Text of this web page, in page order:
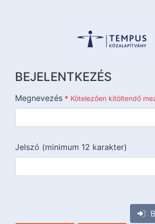
BEJELENTKEZÉS
Megnevezés * Kötelezően kitöltendő
Jelszó (minimum 12 karakter)